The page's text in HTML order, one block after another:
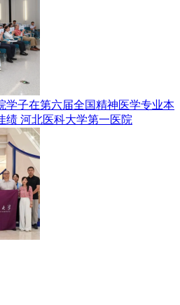
学子在第六届全国精神医学专业本
绩 河北医科大学第一医院